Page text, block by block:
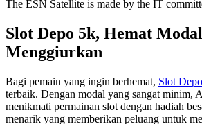
The ESN Satellite is made by the IT
Slot Depo 5k, Hemat
Menggiurkan
Bagi pemain yang ingin berhemat, Slot
terbaik. Dengan modal yang sangat minim,
menikmati permainan slot dengan hadiah
menarik yang memberikan peluang untuk